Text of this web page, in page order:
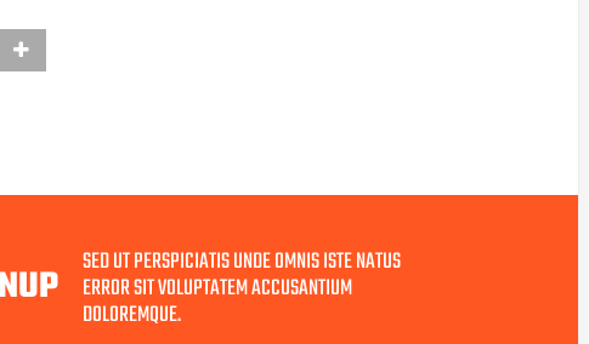
SED UT PERSPICIATIS UNDE OMNIS ISTE NATUS
ERROR SIT VOLUPTATEM ACCUSANTIUM
DOLOREMQUE.